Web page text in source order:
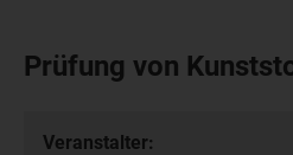
Prüfung von
Veranstalter: